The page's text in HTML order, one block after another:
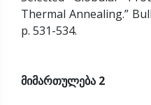
Thermal Annealing.”
p. 531-534.
მიმართულება 2